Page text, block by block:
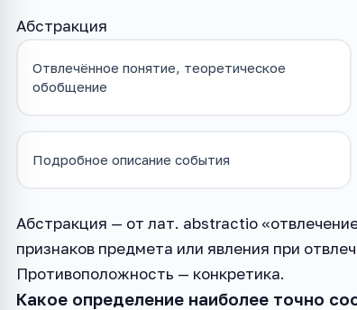
Абстракция
Отвлечённое понятие, теоретическое
обобщение
Подробное описание события
Абстракция — от лат. abstractio
признаков предмета или явления при
Противоположность — конкретика.
Какое определение наиболее точно